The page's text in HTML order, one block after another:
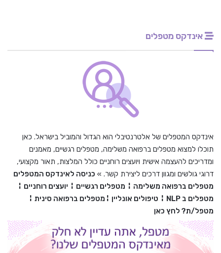
אינדקס מטפלים
אינדקס המטפלים של אלטרנטיבלי הוא הגדול והמוביל בישראל. כאן
תוכלו למצוא מטפלים ברפואה משלימה, מטפלים רגשיים, מאמנים
ומדריכים להעצמה אישית ויועצים רוחניים כולל המלצות, תאור מקצועי,
דרוגי גולשים ומגוון דרכים ליצירת קשר. » כניסה לאינדקס המטפלים
מטפלים ברפואה משלימה ¦ מטפלים רגשיים ¦ יועצים רוחניים ¦
מטפלים ב NLP
¦ טיפולים אונליין ¦ מטפלים ברפואה סינית ¦
מטפל/ת? לחץ כאן